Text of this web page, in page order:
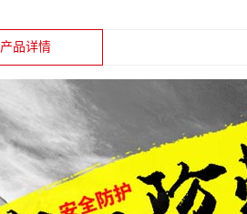
产品详情